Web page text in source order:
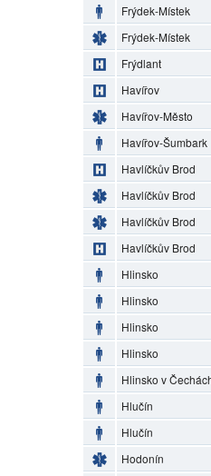
Frýdek-Místek
Frýdek-Místek
Frýdlant
Havířov
Havířov-Město
Havířov-Šumbark
Havlíčkův Brod
Havlíčkův Brod
Havlíčkův Brod
Havlíčkův Brod
Hlinsko
Hlinsko
Hlinsko
Hlinsko
Hlinsko v
Hlučín
Hlučín
Hodonín